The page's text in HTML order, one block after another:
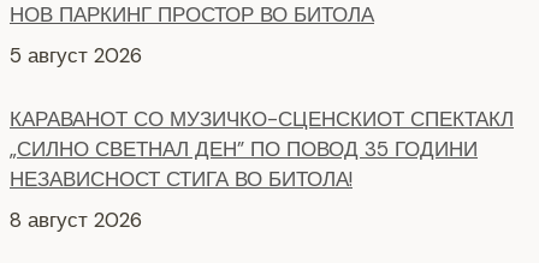
„СИЛНО СВЕТНАЛ ДЕН” ПО ПОВОД 35 ГОДИНИ
НЕЗАВИСНОСТ СТИГА ВО БИТОЛА!